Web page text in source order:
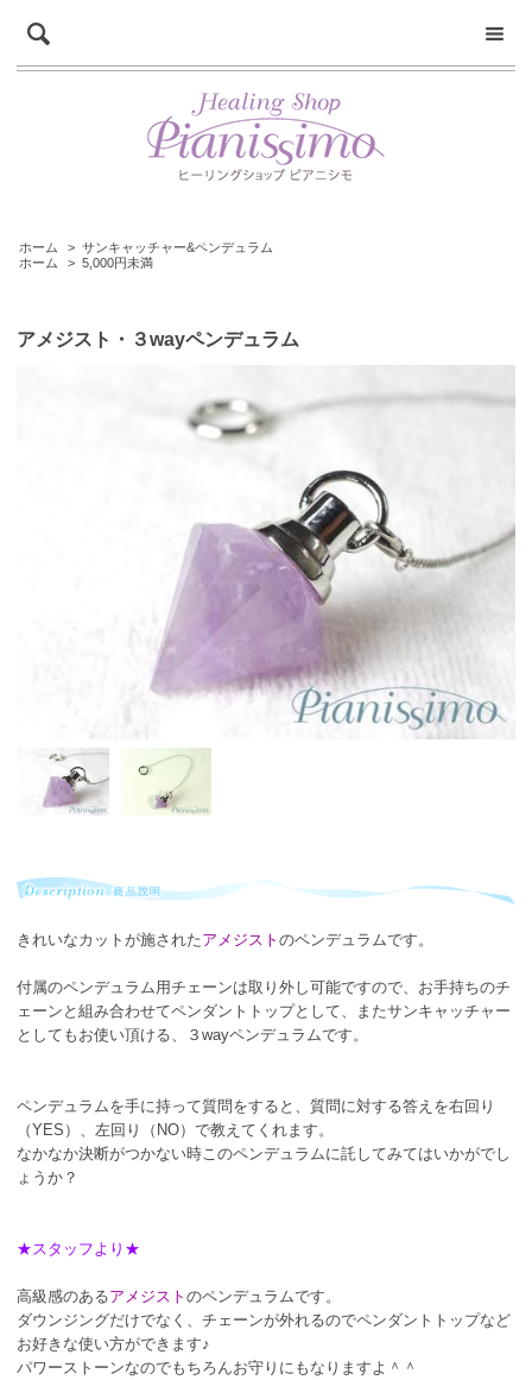
ホーム > サンキャッチャー&ペンデュラム
ホーム
> 5,000円未満
アメジスト・３wayペンデュラム
きれいなカットが施されたアメジスト のペンデュラムです。
付属のペンデュラム用チェーンは取り外し可能ですので、お手持ちのチ
ェーンと組み合わせてペンダントトップとして、またサンキャッチャー
としてもお使い頂ける、３wayペンデュラムです。
ペンデュラムを手に持って質問をすると、質問に対する答えを右回り
（YES）、左回り（NO）で教えてくれます。
なかなか決断がつかない時このペンデュラムに託してみてはいかがでし
ょうか？
★スタッフより★
高級感のあるアメジスト のペンデュラムです。
ダウンジングだけでなく、チェーンが外れるのでペンダントトップなど
お好きな使い方ができます♪
パワーストーンなのでもちろんお守りにもなりますよ＾＾